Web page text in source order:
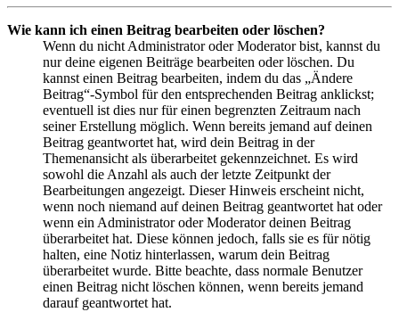
Wie kann ich einen Beitrag bearbeiten oder löschen?
Wenn du nicht Administrator oder Moderator bist, kannst du
nur deine eigenen Beiträge bearbeiten oder löschen. Du
kannst einen Beitrag bearbeiten, indem du das „Ändere
Beitrag“-Symbol für den entsprechenden Beitrag anklickst;
eventuell ist dies nur für einen begrenzten Zeitraum nach
seiner Erstellung möglich. Wenn bereits jemand auf deinen
Beitrag geantwortet hat, wird dein Beitrag in der
Themenansicht als überarbeitet gekennzeichnet. Es wird
sowohl die Anzahl als auch der letzte Zeitpunkt der
Bearbeitungen angezeigt. Dieser Hinweis erscheint nicht,
wenn noch niemand auf deinen Beitrag geantwortet hat oder
wenn ein Administrator oder Moderator deinen Beitrag
überarbeitet hat. Diese können jedoch, falls sie es für nötig
halten, eine Notiz hinterlassen, warum dein Beitrag
überarbeitet wurde. Bitte beachte, dass normale Benutzer
einen Beitrag nicht löschen können, wenn bereits jemand
darauf geantwortet hat.